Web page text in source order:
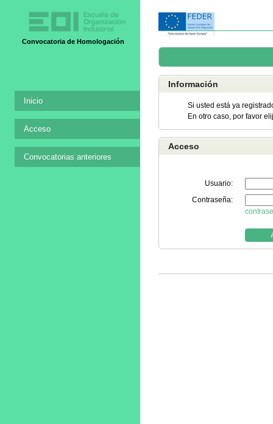
Convocatoria de Homologación
Inicio
Acceso
Convocatorias anteriores
Información
Si usted está ya
En otro caso, por favor
Acceso
Usuario:
Contraseña: